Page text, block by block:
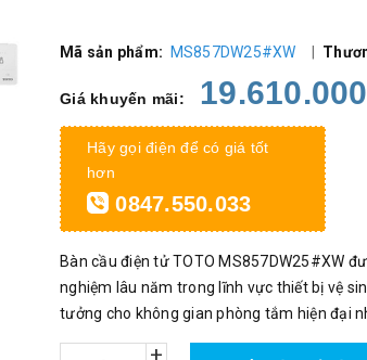
Mã sản phẩm: MS857DW25#XW
Giá khuyến mãi:
Hãy gọi điện để có giá tốt
hơn
0847.550.033
Bàn cầu điện tử TOTO MS857DW25#XW
nghiệm lâu năm trong lĩnh vực thiết bị vệ
tưởng cho không gian phòng tắm hiện đại